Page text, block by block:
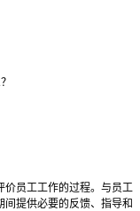
价员工工作的过程。与员工
提供必要的反馈、指导和